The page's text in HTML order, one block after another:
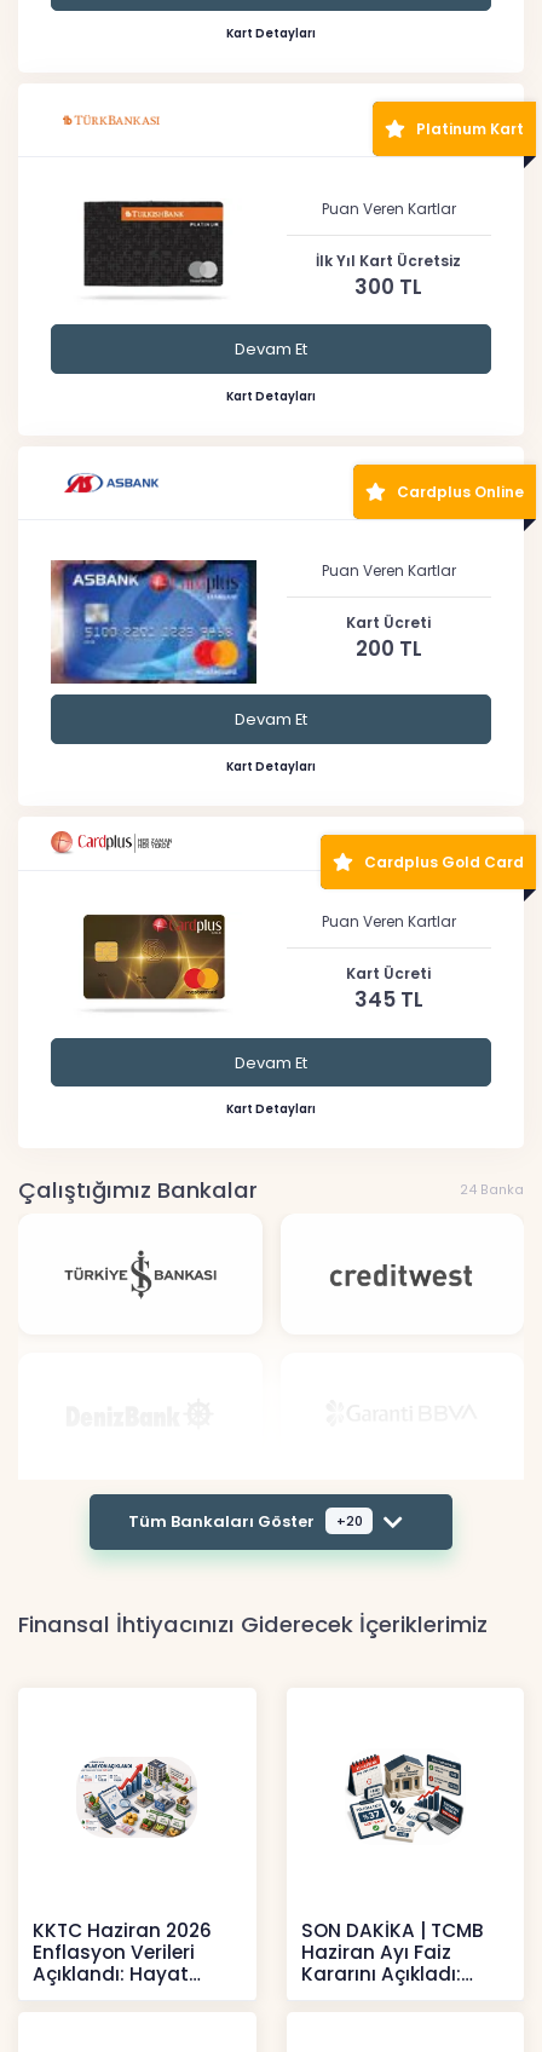
Kart Detayları
Platinum Kart
Puan Veren Kartlar
İlk Yıl Kart Ücretsiz
300 TL
Devam Et
Kart Detayları
Cardplus Online
Puan Veren Kartlar
Kart Ücreti
200 TL
Devam Et
Kart Detayları
Cardplus Gold Card
Puan Veren Kartlar
Kart Ücreti
345 TL
Devam Et
Kart Detayları
Çalıştığımız Bankalar 24 Banka
Tüm Bankaları Göster +20
Finansal İhtiyacınızı Giderecek İçeriklerimiz
KKTC Haziran 2026
Enflasyon Verileri
Açıklandı: Hayat
Pahalılığı Yükselişini
Sür
SON DAKİKA | TCMB
Haziran Ayı Faiz
Kararını Açıkladı:
Politika Faizi Yüzde
37’de